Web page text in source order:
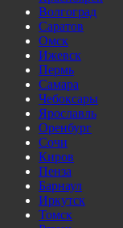
Волгоград
Саратов
Омск
Ижевск
Пермь
Самара
Чебоксары
Ярославль
Оренбург
Сочи
Киров
Пенза
Барнаул
Иркутск
Томск